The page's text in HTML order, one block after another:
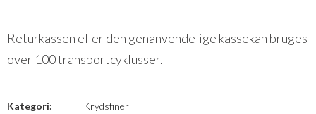
Returkassen eller den genanvendelige kassekan bruges
over 100 transportcyklusser.
Kategori: Krydsfiner